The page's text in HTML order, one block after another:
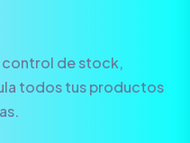
control de stock,
todos tus productos